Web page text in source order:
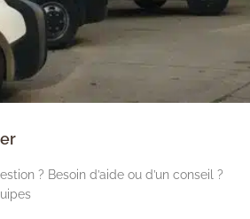
? Besoin d’aide ou d’un conseil ?